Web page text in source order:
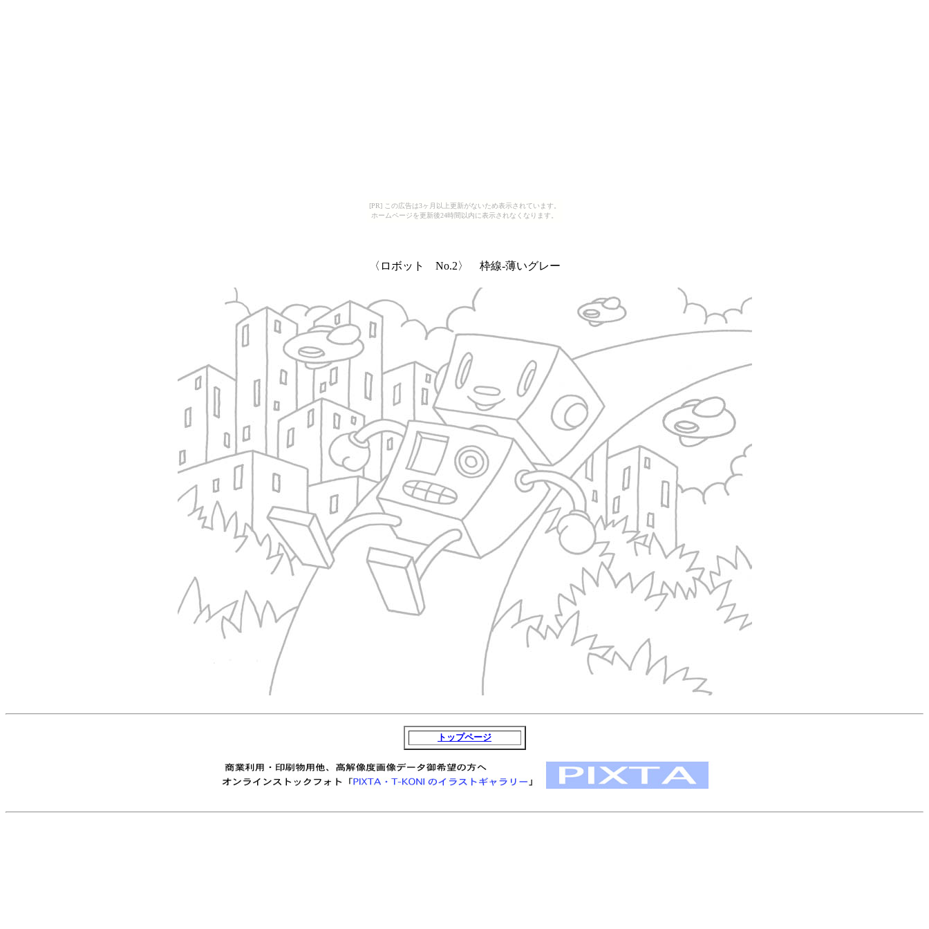
[PR] この広告は3ヶ月以上更新がないため表示されています。
ホームページを更新後24時間以内に表示されなくなります。
〈ロボット No.2〉 枠線-薄いグレー
トップページ